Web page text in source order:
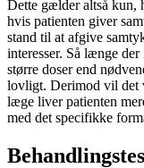
Dette gælder altså kun,
hvis patienten giver
stand til at afgive
interesser. Så længe
større doser end
lovligt. Derimod vil det
læge liver patienten
med det specifikke